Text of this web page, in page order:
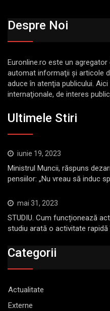
Despre Noi
Euronline.ro este un
automat informaţii şi articole
aduce în atenţia publicului.
internaţionale, de interes
Ultimele Stiri
iunie 19, 2023
Ministrul Muncii, răspuns
pensiilor: „Nu vreau să induc
mai 31, 2023
STUDIU. Cum funcționează
studiu arată o activitate
Categorii
Actualitate
Externe